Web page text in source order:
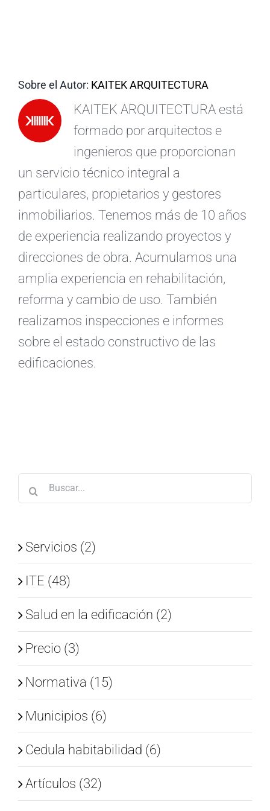
Sobre el Autor: KAITEK ARQUITECTURA
KAITEK ARQUITECTURA está
formado por arquitectos e
ingenieros que proporcionan
un servicio técnico integral a
particulares, propietarios y gestores
inmobiliarios. Tenemos más de 10 años
de experiencia realizando proyectos y
direcciones de obra. Acumulamos una
amplia experiencia en rehabilitación,
reforma y cambio de uso. También
realizamos inspecciones e informes
sobre el estado constructivo de las
edificaciones.
Buscar:
Servicios (2)
ITE (48)
Salud en la edificación (2)
Precio (3)
Normativa (15)
Municipios (6)
Cedula habitabilidad (6)
Artículos (32)